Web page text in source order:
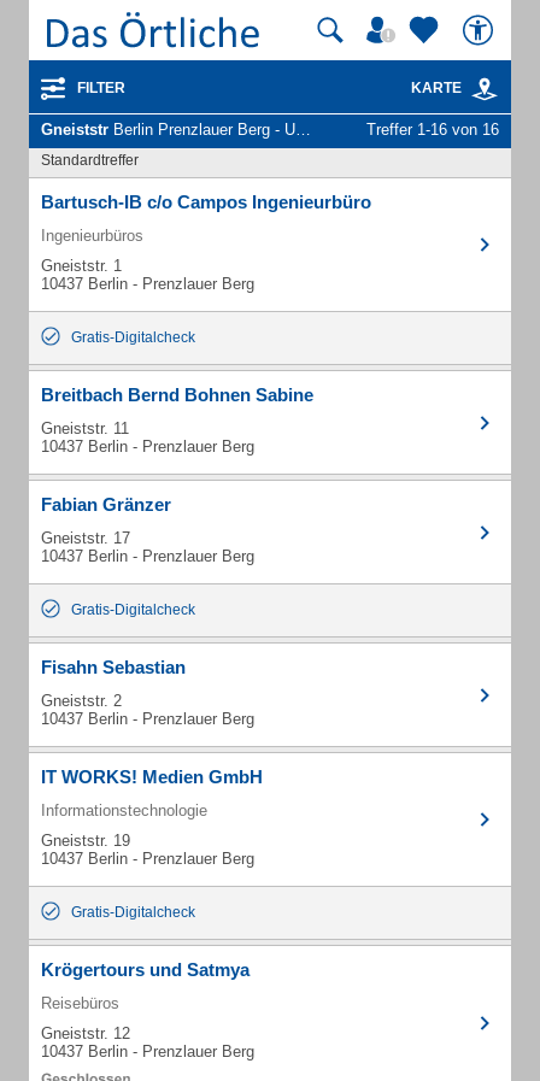
FILTER KARTE
Gneiststr Berlin Prenzlauer Berg - Unternehmen und Personen Treffer 1-16 von 16
Standardtreffer
Bartusch-IB c/o Campos Ingenieurbüro
Ingenieurbüros
Gneiststr. 1
10437 Berlin - Prenzlauer Berg
Gratis-Digitalcheck
Breitbach Bernd Bohnen Sabine
Gneiststr. 11
10437 Berlin - Prenzlauer Berg
Fabian Gränzer
Gneiststr. 17
10437 Berlin - Prenzlauer Berg
Gratis-Digitalcheck
Fisahn Sebastian
Gneiststr. 2
10437 Berlin - Prenzlauer Berg
IT WORKS! Medien GmbH
Informationstechnologie
Gneiststr. 19
10437 Berlin - Prenzlauer Berg
Gratis-Digitalcheck
Krögertours und Satmya
Reisebüros
Gneiststr. 12
10437 Berlin - Prenzlauer Berg